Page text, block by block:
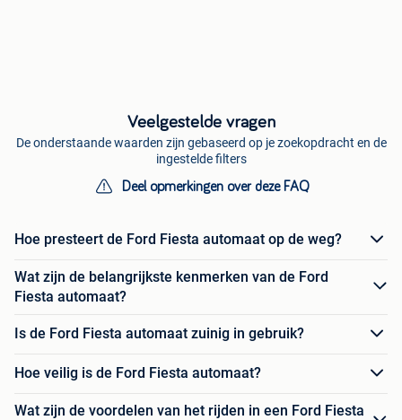
Veelgestelde vragen
De onderstaande waarden zijn gebaseerd op je zoekopdracht en de
ingestelde filters
Deel opmerkingen over deze FAQ
Hoe presteert de Ford Fiesta automaat op de weg?
Wat zijn de belangrijkste kenmerken van de Ford
Fiesta automaat?
Is de Ford Fiesta automaat zuinig in gebruik?
Hoe veilig is de Ford Fiesta automaat?
Wat zijn de voordelen van het rijden in een Ford Fiesta